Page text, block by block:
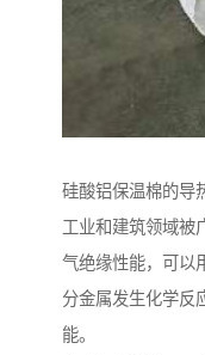
硅酸铝保温棉的导
工业和建筑领域被
气绝缘性能，可以
分金属发生化学反
能。